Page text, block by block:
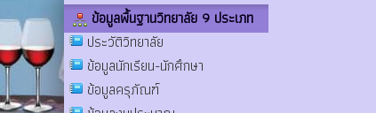
ข้อมูลพื้นฐานวิทยาลัย 9 ประเภท
ประวัติวิทยาลัย
ข้อมูลนักเรียน-นักศึกษา
ข้อมูลครุภัณฑ์